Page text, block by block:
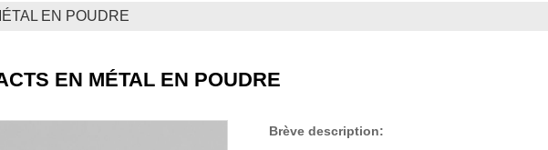
EN POUDRE
EN MÉTAL EN POUDRE
Brève description: